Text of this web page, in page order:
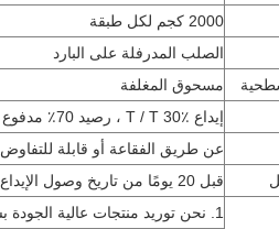
2000 كجم لكل طبقة
الصلب المدرفلة على البارد
مسحوق المغلفة
إيداع T / T 30٪ ، رصيد 70٪ مدفوع مقابل نسخة B / L
عن طريق الفقاعة أو قابلة للتفاوض
قبل 20 يومًا من تاريخ وصول الإيداع
1. نحن توريد منتجات عالية الجودة بسعر معقول.